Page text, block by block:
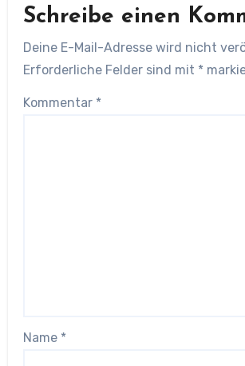
Schreibe einen
Deine E-Mail-Adresse wird nicht
Erforderliche Felder sind mit *
Kommentar *
Name *